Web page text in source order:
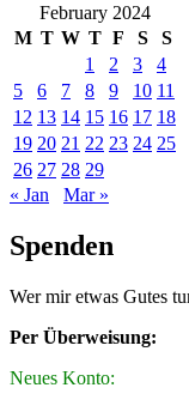
February 2024
M T W T F S
S
1
2 3
4
5
6 7 8 9 10 11
12 13 14 15 16 17 18
19 20 21 22 23 24 25
26 27 28 29
« Jan
Mar »
Spenden
Wer mir etwas Gutes
Per Überweisung:
Neues Konto: